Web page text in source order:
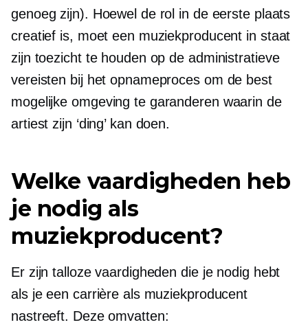
genoeg zijn). Hoewel de rol in de eerste plaats
creatief is, moet een muziekproducent in staat
zijn toezicht te houden op de administratieve
vereisten bij het opnameproces om de best
mogelijke omgeving te garanderen waarin de
artiest zijn ‘ding’ kan doen.
Welke vaardigheden heb
je nodig als
muziekproducent?
Er zijn talloze vaardigheden die je nodig hebt
als je een carrière als muziekproducent
nastreeft. Deze omvatten: